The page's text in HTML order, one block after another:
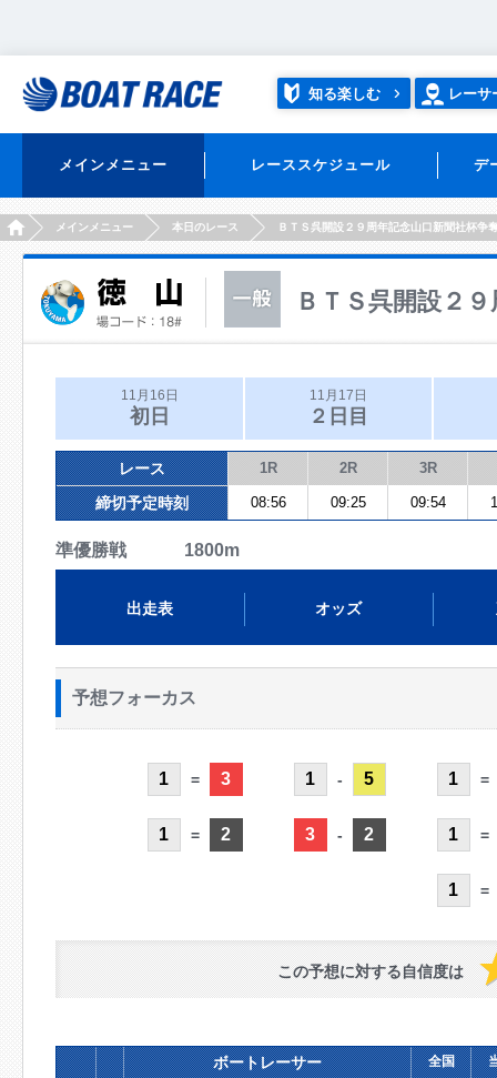
知る楽しむ レーサ
メインメニュー レーススケジュール デ
HOMEメインメニュー 本日のレース ＢＴＳ呉開設２９周年記念山口新聞社杯争
ＢＴＳ呉開設２
11月16日
初日
11月17日
２日目
レース 1R 2R 3R
締切予定時刻 08:56 09:25 09:54
準優勝戦 1800m
出走表 オッズ
予想フォーカス
1 = 3
1 = 2
1 - 5
3 - 2
1 =
1 =
1 =
この予想に対する自信度は
ボートレーサー 全国